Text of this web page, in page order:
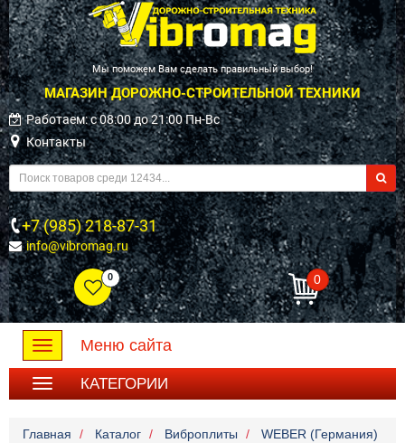
Мы поможем Вам сделать правильный выбор!
МАГАЗИН ДОРОЖНО-СТРОИТЕЛЬНОЙ ТЕХНИКИ
Работаем: c 08:00 до 21:00 Пн-Вс
Контакты
+7 (985) 218-87-31
info@vibromag.ru
0 0
Toggle
navigation
Меню сайта
КАТЕГОРИИ
Главная Каталог Виброплиты
WEBER (Германия)